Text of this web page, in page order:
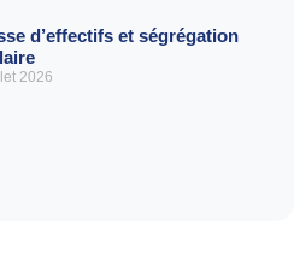
d’effectifs et ségrégation
2026